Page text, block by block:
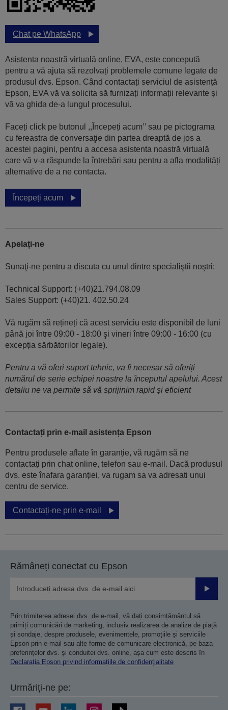
Chat pe WhatsApp
Asistenta noastră virtuală online, EVA, este concepută
pentru a vă ajuta să rezolvați problemele comune legate de
produsul dvs. Epson. Când contactați serviciul de asistență
Epson, EVA vă va solicita să furnizați informații relevante și
vă va ghida de-a lungul procesului.
Faceți click pe butonul ,,Începeți acum’’ sau pe pictograma
cu fereastra de conversaţie din partea dreaptă de jos a
acestei pagini, pentru a accesa asistenta noastră virtuală
care vă v-a răspunde la întrebări sau pentru a afla modalități
alternative de a ne contacta.
Începeți acum
Apelați-ne
Sunaţi-ne pentru a discuta cu unul dintre specialiştii noştri:
Technical Support: (+40)21.794.08.09
Sales Support: (+40)21. 402.50.24
Vă rugăm să rețineți că acest serviciu este disponibil de luni
până joi între 09:00 - 18:00 şi vineri între 09:00 - 16:00 (cu
excepția sărbătorilor legale).
Pentru a vă oferi suport tehnic, va fi necesar să oferiți
numărul de serie echipei noastre la începutul apelului. Acest
detaliu ne va permite să vă sprijinim rapid și eficient
Contactați prin e-mail asistența Epson
Pentru produsele aflate în garanție, vă rugăm să ne
contactați prin chat online, telefon sau e-mail. Dacă produsul
dvs. este înafara garanției, va rugam sa va adresati unui
centru de service.
Contactați-ne prin e-mail
Rămâneți conectat cu Epson
Prin trimiterea adresei dvs. de e-mail, vă dați consimțământul să
primiți comunicări de marketing, inclusiv realizarea de analize de piață
și sondaje, despre produsele, evenimentele, promoțiile și serviciile
Epson prin e-mail sau alte forme de comunicare electronică, pe baza
preferințelor dvs. și conduitei dvs. online, așa cum este descris în
Declarația Epson privind informațiile de confidențialitate
Urmăriți-ne pe: